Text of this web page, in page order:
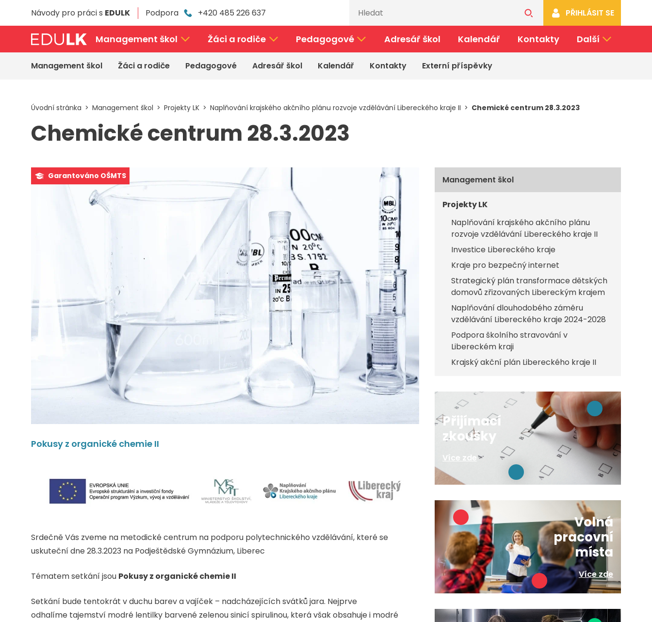
Návody pro práci s EDULK Podpora +420 485 226 637 PŘIHLÁSIT SE
Management škol Žáci a rodiče Pedagogové Adresář škol Kalendář Kontakty Další
Management škol Žáci a rodiče Pedagogové Adresář škol Kalendář Kontakty Externí příspěvky
Úvodní stránka Management škol Projekty LK Naplňování krajského akčního plánu rozvoje vzdělávání Libereckého kraje II Chemické centrum 28.3.2023
Chemické centrum 28.3.2023
Garantováno OŠMTS
Pokusy z organické chemie II
Srdečně Vás zveme na metodické centrum na podporu polytechnického vzdělávání, které se
uskuteční dne 28.3.2023 na Podještědské Gymnázium, Liberec
Tématem setkání jsou Pokusy z organické chemie II
Setkání bude tentokrát v duchu barev a vajíček – nadcházejících svátků jara. Nejprve
odhalíme tajemství modré lentilky barvené zelenou sinicí spirulinou, která však obsahuje i modré
Management škol
Projekty LK
Naplňování krajského akčního plánu
rozvoje vzdělávání Libereckého kraje II
Investice Libereckého kraje
Kraje pro bezpečný internet
Strategický plán transformace dětských
domovů zřizovaných Libereckým krajem
Naplňování dlouhodobého záměru
vzdělávání Libereckého kraje 2024-2028
Podpora školního stravování v
Libereckém kraji
Krajský akční plán Libereckého kraje II
Přijímací
zkoušky
Více zde
Volná
pracovní
místa
Více zde